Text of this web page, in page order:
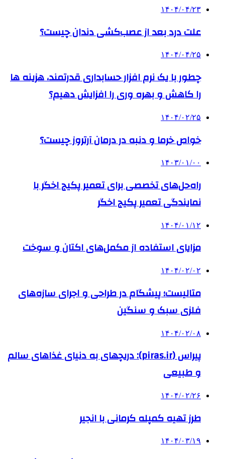
۱۴۰۴/۰۴/۲۳
علت درد بعد از عصب‌کشی دندان چیست؟
۱۴۰۴/۰۴/۲۵
چطور با یک نرم افزار حسابداری قدرتمند، هزینه ها
را کاهش و بهره وری را افزایش دهیم؟
۱۴۰۴/۰۲/۲۵
خواص خرما و دنبه در درمان آرتروز چیست؟
۱۴۰۳/۰۱/۰۰
راه‌حل‌های تخصصی برای تعمیر پکیج اخگر با
نمایندگی تعمیر پکیج اخگر
۱۴۰۴/۰۱/۱۲
مزایای استفاده از مکمل‌های اکتان و سوخت
۱۴۰۴/۰۲/۰۲
متالیست؛ پیشگام در طراحی و اجرای سازه‌های
فلزی سبک و سنگین
۱۴۰۴/۰۲/۰۸
پیراس (piras.ir): دریچهای به دنیای غذاهای سالم
و طبیعی
۱۴۰۴/۰۲/۲۶
طرز تهیه کمپله کرمانی با انجیر
۱۴۰۴/۰۳/۱۹